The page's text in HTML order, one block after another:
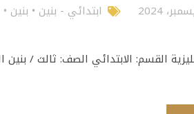
ابتدائي - بنين • بنين •